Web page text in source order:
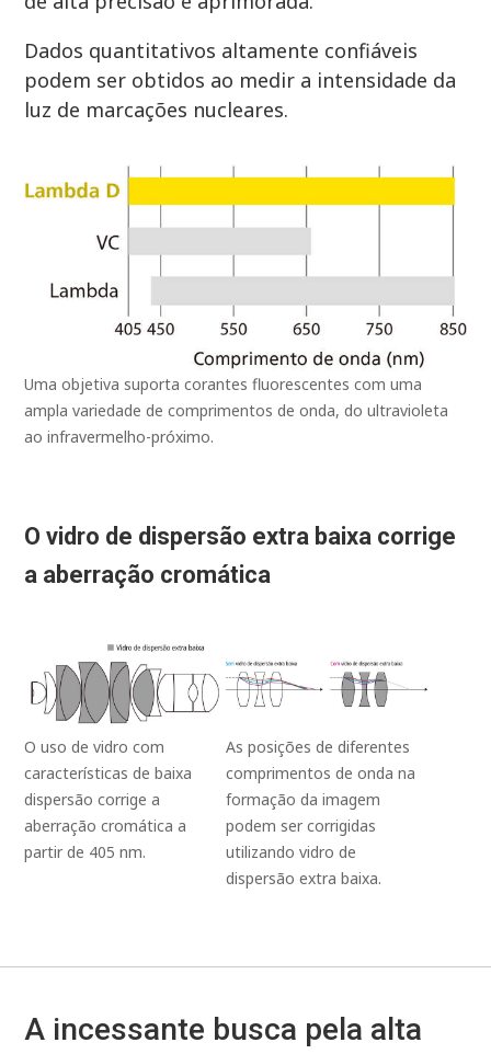
Uma objetiva suporta corantes fluorescentes com uma
ampla variedade de comprimentos de onda, do ultravioleta
ao infravermelho-próximo.
Dados quantitativos altamente confiáveis
podem ser obtidos ao medir a intensidade da
luz de marcações nucleares.
O vidro de dispersão extra baixa corrige
a aberração cromática
O uso de vidro com
características de baixa
dispersão corrige a
aberração cromática a
partir de 405 nm.
As posições de diferentes
comprimentos de onda na
formação da imagem
podem ser corrigidas
utilizando vidro de
dispersão extra baixa.
A incessante busca pela alta